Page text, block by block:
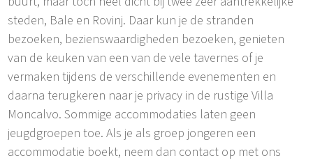
steden, Bale en Rovinj. Daar kun je de stranden
bezoeken, bezienswaardigheden bezoeken, genieten
van de keuken van een van de vele tavernes of je
vermaken tijdens de verschillende evenementen en
daarna terugkeren naar je privacy in de rustige Villa
Moncalvo. Sommige accommodaties laten geen
jeugdgroepen toe. Als je als groep jongeren een
accommodatie boekt, neem dan contact op met ons